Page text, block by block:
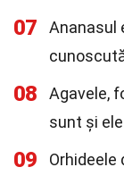
07
Ananasul
08
Agavele,
sunt și
09 Orhideele